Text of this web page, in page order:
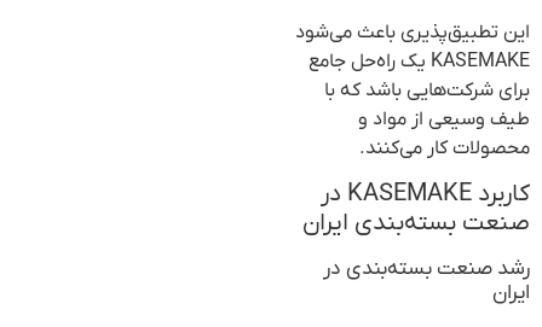
این تطبیق‌پذیری باعث می‌شود
KASEMAKE یک راه‌حل جامع
برای شرکت‌هایی باشد که با
طیف وسیعی از مواد و
محصولات کار می‌کنند.
کاربرد KASEMAKE در
صنعت بسته‌بندی ایران
رشد صنعت بسته‌بندی در
ایران